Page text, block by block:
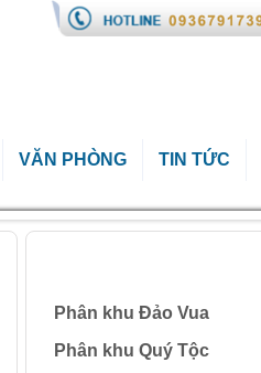
VĂN PHÒNG TIN TỨC
Phân khu Đảo Vua
Phân khu Quý Tộc